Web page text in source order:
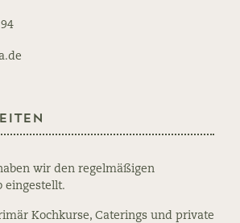
wir den regelmäßigen
eingestellt.
Kochkurse, Caterings und private